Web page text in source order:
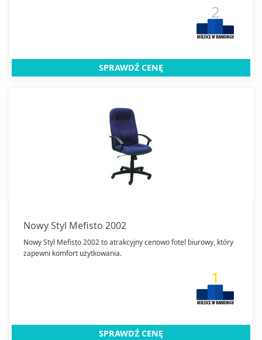
Rejestratory przemysłowe
Zamknij
2
SPRAWDŹ CENĘ
Nowy Styl Mefisto 2002
Nowy Styl Mefisto 2002 to atrakcyjny cenowo fotel biurowy, który
zapewni komfort użytkowania.
1
SPRAWDŹ CENĘ